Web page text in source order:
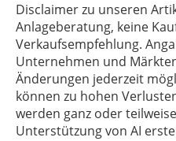
Disclaimer zu unseren
Anlageberatung, keine
Verkaufsempfehlung.
Unternehmen und
Änderungen jederzeit
können zu hohen
werden ganz oder
Unterstützung von AI